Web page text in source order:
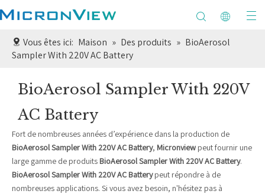
Vous êtes ici: Maison » Des produits » BioAerosol
Sampler With 220V AC Battery
BioAerosol Sampler With 220V
AC Battery
Fort de nombreuses années d’expérience dans la production de
BioAerosol Sampler With 220V AC Battery, Micronview peut fournir une
large gamme de produits BioAerosol Sampler With 220V AC Battery.
BioAerosol Sampler With 220V AC Batterypeut répondre à de
nombreuses applications. Si vous avez besoin, n'hésitez pas à